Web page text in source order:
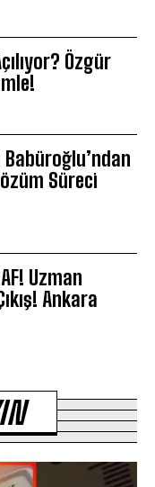
Özgür
Babüroğlu’ndan
Süreci
Uzman
Ankara